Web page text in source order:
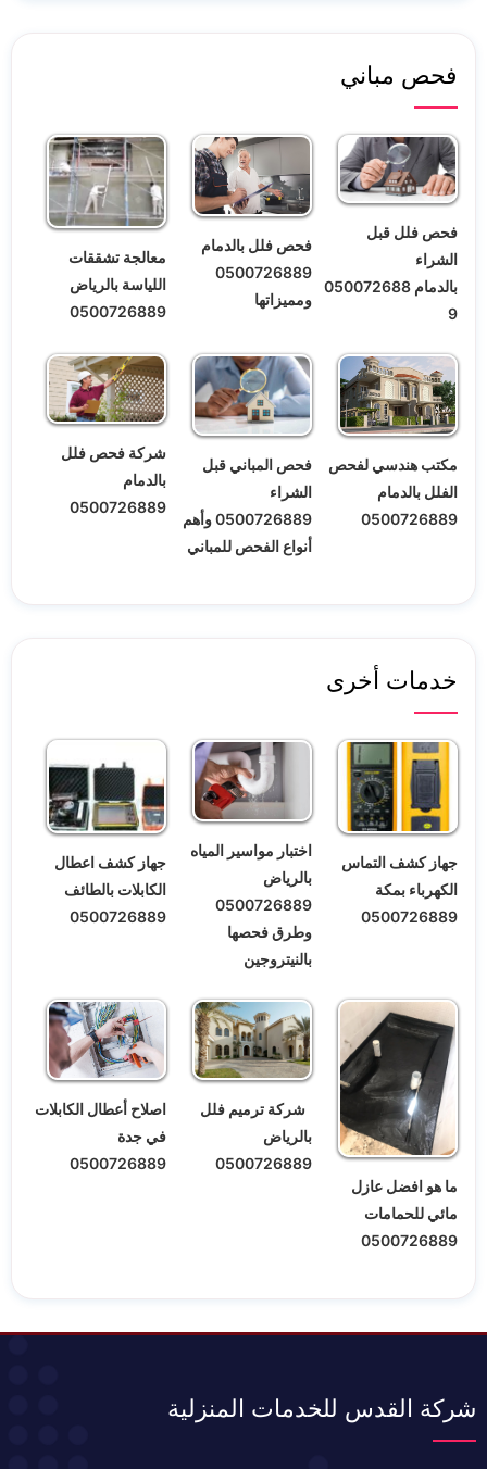
فحص مباني
فحص فلل قبل
الشراء
بالدمام 050072688
9
فحص فلل بالدمام
0500726889
ومميزاتها
معالجة تشققات
اللياسة بالرياض
0500726889
مكتب هندسي لفحص
الفلل بالدمام
0500726889
فحص المباني قبل
الشراء
0500726889 وأهم
أنواع الفحص للمباني
شركة فحص فلل
بالدمام
0500726889
خدمات أخرى
جهاز كشف التماس
الكهرباء بمكة
0500726889
اختبار مواسير المياه
بالرياض
0500726889
وطرق فحصها
بالنيتروجين
جهاز كشف اعطال
الكابلات بالطائف
0500726889
ما هو افضل عازل
مائي للحمامات
0500726889
شركة ترميم فلل
بالرياض
0500726889
اصلاح أعطال الكابلات
في جدة
0500726889
شركة القدس للخدمات المنزلية